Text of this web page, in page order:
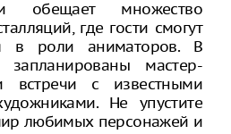
обещает множество
где гости смогут
в роли аниматоров. В
мастер-
встречи с известными
Не упустите
любимых персонажей и